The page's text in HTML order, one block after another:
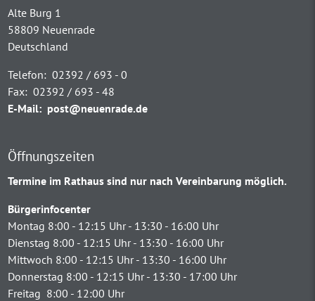
Alte Burg 1
58809 Neuenrade
Deutschland
Telefon: 02392 / 693 - 0
Fax: 02392 / 693 - 48
E-Mail: post@neuenrade.de
Öffnungszeiten
Termine im Rathaus sind nur nach Vereinbarung möglich.
Bürgerinfocenter
Montag 8:00 - 12:15 Uhr - 13:30 - 16:00 Uhr
Dienstag 8:00 - 12:15 Uhr - 13:30 - 16:00 Uhr
Mittwoch 8:00 - 12:15 Uhr - 13:30 - 16:00 Uhr
Donnerstag 8:00 - 12:15 Uhr - 13:30 - 17:00 Uhr
Freitag 8:00 - 12:00 Uhr